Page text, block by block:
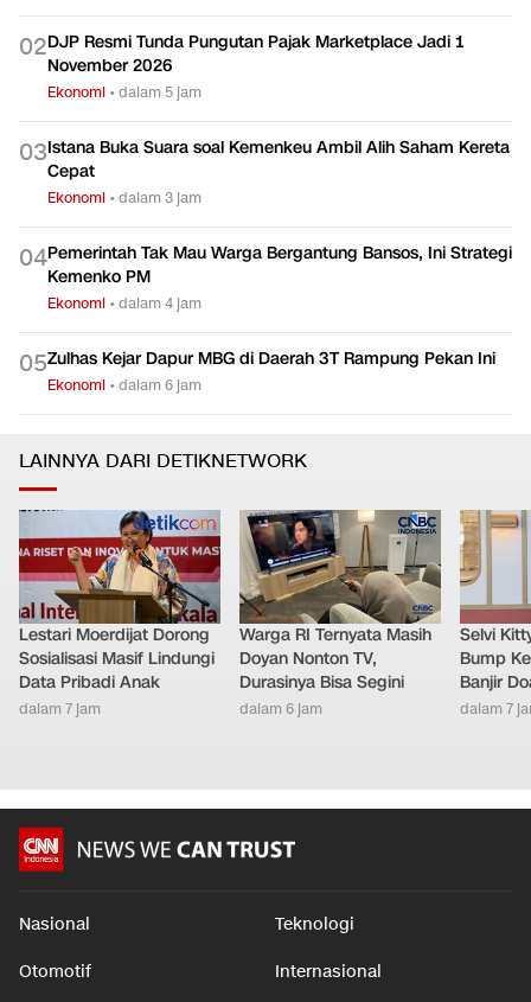
02DJP Resmi Tunda Pungutan Pajak Marketplace Jadi 1
November 2026
Ekonomi •dalam 5 jam
03Istana Buka Suara soal Kemenkeu Ambil Alih Saham Kereta
Cepat
Ekonomi •dalam 3 jam
04Pemerintah Tak Mau Warga Bergantung Bansos, Ini Strategi
Kemenko PM
Ekonomi •dalam 4 jam
05Zulhas Kejar Dapur MBG di Daerah 3T Rampung Pekan Ini
Ekonomi •dalam 6 jam
LAINNYA DARI DETIKNETWORK
Lestari Moerdijat Dorong
Sosialisasi Masif Lindungi
Data Pribadi Anak
dalam 7 jam
Warga RI Ternyata Masih
Doyan Nonton TV,
Durasinya Bisa Segini
dalam 6 jam
Selvi
Bump
Banjir
dalam 7
Nasional Teknologi
Otomotif Internasional